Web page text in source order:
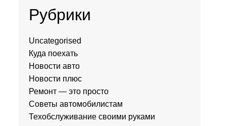
Рубрики
Uncategorised
Куда поехать
Новости авто
Новости плюс
Ремонт — это просто
Советы автомобилистам
Техобслуживание своими руками